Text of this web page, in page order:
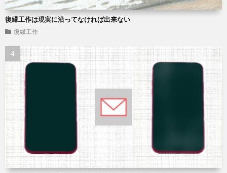
復縁工作は現実に沿ってなければ出来ない
復縁工作